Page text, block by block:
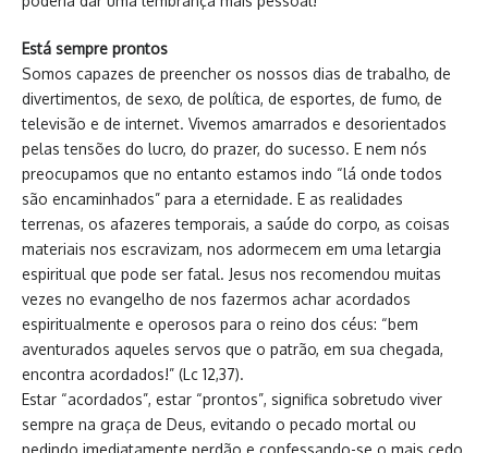
Está sempre prontos
Somos capazes de preencher os nossos dias de trabalho, de
divertimentos, de sexo, de política, de esportes, de fumo, de
televisão e de internet. Vivemos amarrados e desorientados
pelas tensões do lucro, do prazer, do sucesso. E nem nós
preocupamos que no entanto estamos indo “lá onde todos
são encaminhados” para a eternidade. E as realidades
terrenas, os afazeres temporais, a saúde do corpo, as coisas
materiais nos escravizam, nos adormecem em uma letargia
espiritual que pode ser fatal. Jesus nos recomendou muitas
vezes no evangelho de nos fazermos achar acordados
espiritualmente e operosos para o reino dos céus: “bem
aventurados aqueles servos que o patrão, em sua chegada,
encontra acordados!” (Lc 12,37).
Estar “acordados”, estar “prontos”, significa sobretudo viver
sempre na graça de Deus, evitando o pecado mortal ou
pedindo imediatamente perdão e confessando-se o mais cedo